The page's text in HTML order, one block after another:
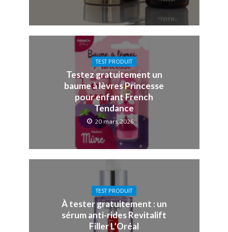
TEST PRODUIT
Testez gratuitement un
baume à lèvres Princesse
pour enfant French
Tendance
20 mars 2026
TEST PRODUIT
À tester gratuitement : un
sérum anti-rides Revitalift
Filler L’Oréal